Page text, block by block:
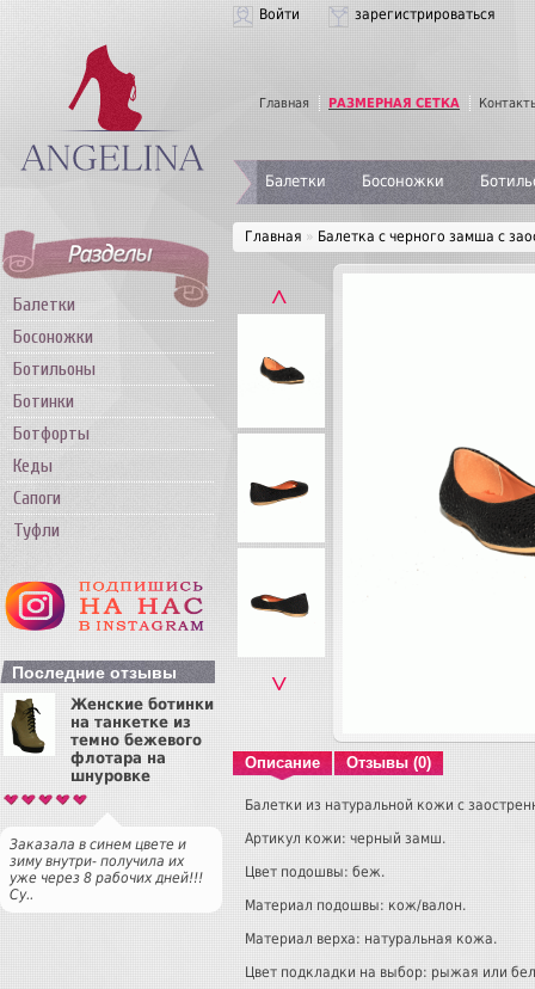
Войти зарегистрироваться
Главная РАЗМЕРНАЯ СЕТКА
Балетки Босоножки
Балетки
Босоножки
Ботильоны
Ботинки
Ботфорты
Кеды
Сапоги
Туфли
Последние отзывы
Женские ботинки
на танкетке из
темно бежевого
флотара на
шнуровке
Заказала в синем цвете и
зиму внутри- получила их
уже через 8 рабочих дней!!!
Су..
Главная » Балетка с черного замша с
˄
˅
Описание Отзывы (0)
Балетки из натуральной кожи с
Артикул кожи: черный замш.
Цвет подошвы: беж.
Материал подошвы: кож/валон.
Материал верха: натуральная кожа.
Цвет подкладки на выбор: рыжая или